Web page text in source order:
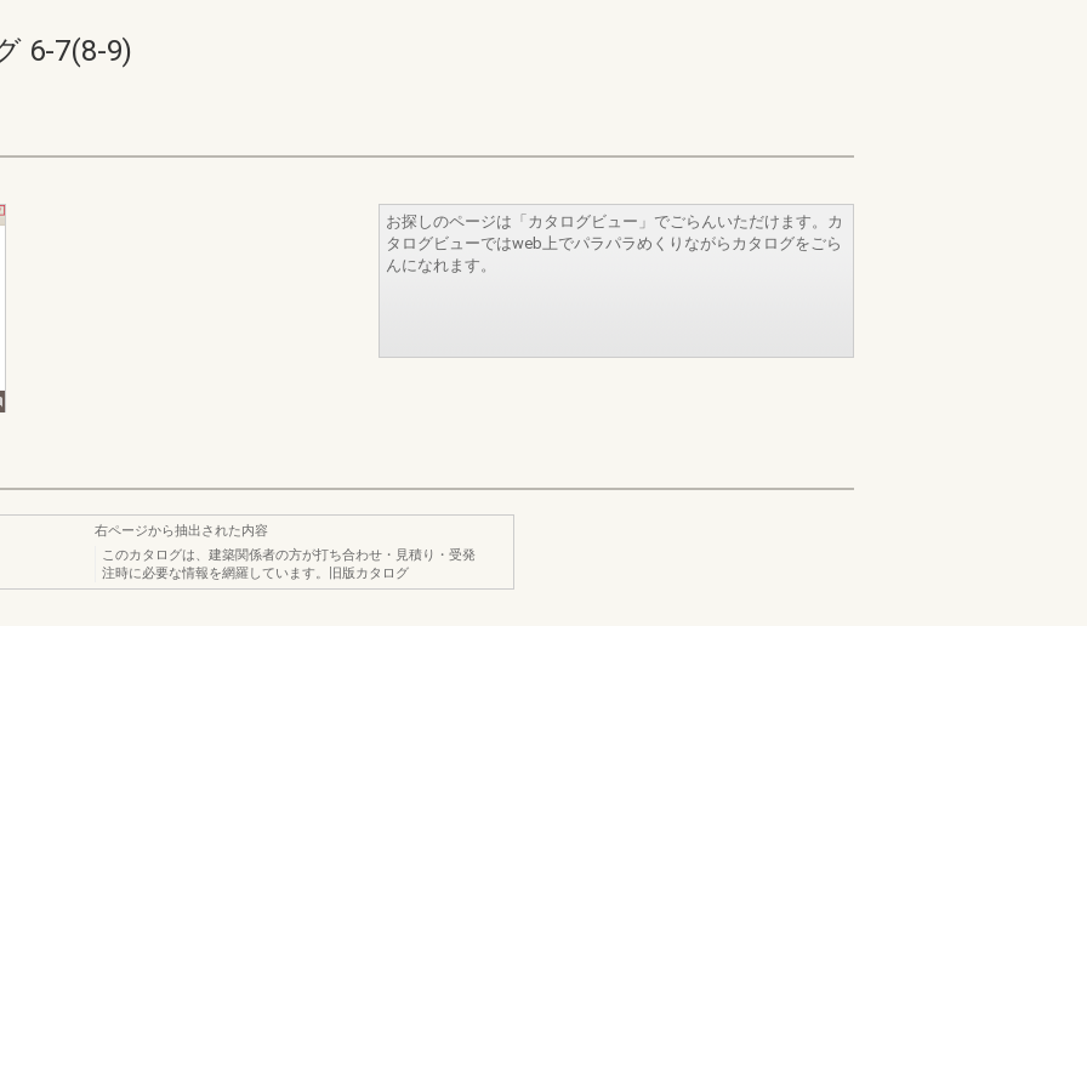
6-7(8-9)
お探しのページは「カタログビュー」でごらんいただけます。カ
タログビューではweb上でパラパラめくりながらカタログをごら
んになれます。
右ページから抽出された内容
このカタログは、建築関係者の方が打ち合わせ・見積り・受発
注時に必要な情報を網羅しています。旧版カタログ